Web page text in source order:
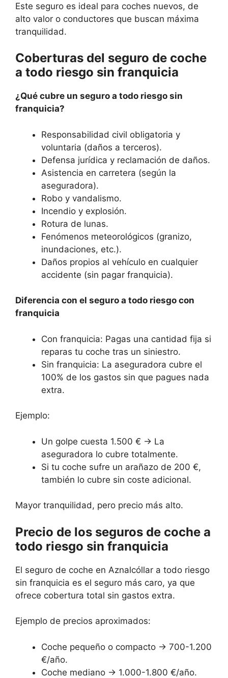
Este seguro es ideal para coches nuevos, de
alto valor o conductores que buscan máxima
tranquilidad.
Coberturas del seguro de coche
a todo riesgo sin franquicia
¿Qué cubre un seguro a todo riesgo sin
franquicia?
Responsabilidad civil obligatoria y
voluntaria (daños a terceros).
Defensa jurídica y reclamación de daños.
Asistencia en carretera (según la
aseguradora).
Robo y vandalismo.
Incendio y explosión.
Rotura de lunas.
Fenómenos meteorológicos (granizo,
inundaciones, etc.).
Daños propios al vehículo en cualquier
accidente (sin pagar franquicia).
Diferencia con el seguro a todo riesgo con
franquicia
Con franquicia: Pagas una cantidad fija si
reparas tu coche tras un siniestro.
Sin franquicia: La aseguradora cubre el
100% de los gastos sin que pagues nada
extra.
Ejemplo:
Un golpe cuesta 1.500 € → La
aseguradora lo cubre totalmente.
Si tu coche sufre un arañazo de 200 €,
también lo cubre sin coste adicional.
Mayor tranquilidad, pero precio más alto.
Precio de los seguros de coche a
todo riesgo sin franquicia
El seguro de coche en Aznalcóllar a todo riesgo
sin franquicia es el seguro más caro, ya que
ofrece cobertura total sin gastos extra.
Ejemplo de precios aproximados:
Coche pequeño o compacto → 700-1.200
€/año.
Coche mediano → 1.000-1.800 €/año.